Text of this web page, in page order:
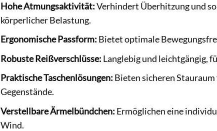
Hohe Atmungsaktivität:Verhindert Überhitzung und
körperlicher Belastung.
Ergonomische Passform: Bietet optimale
Robuste Reißverschlüsse: Langlebig und leichtgängig,
Praktische Taschenlösungen: Bieten sicheren
Gegenstände.
Verstellbare Ärmelbündchen: Ermöglichen eine
Wind.